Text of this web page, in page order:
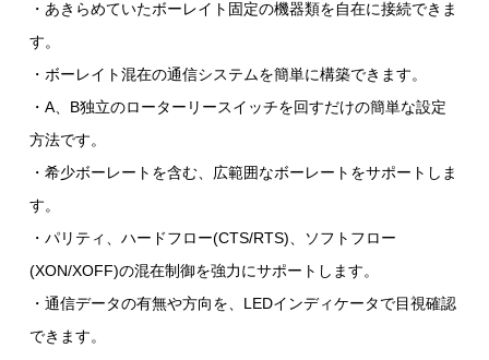
・あきらめていたボーレイト固定の機器類を自在に接続できま
す。
・ボーレイト混在の通信システムを簡単に構築できます。
・A、B独立のローターリースイッチを回すだけの簡単な設定
方法です。
・希少ボーレートを含む、広範囲なボーレートをサポートしま
す。
・パリティ、ハードフロー(CTS/RTS)、ソフトフロー
(XON/XOFF)の混在制御を強力にサポートします。
・通信データの有無や方向を、LEDインディケータで目視確認
できます。